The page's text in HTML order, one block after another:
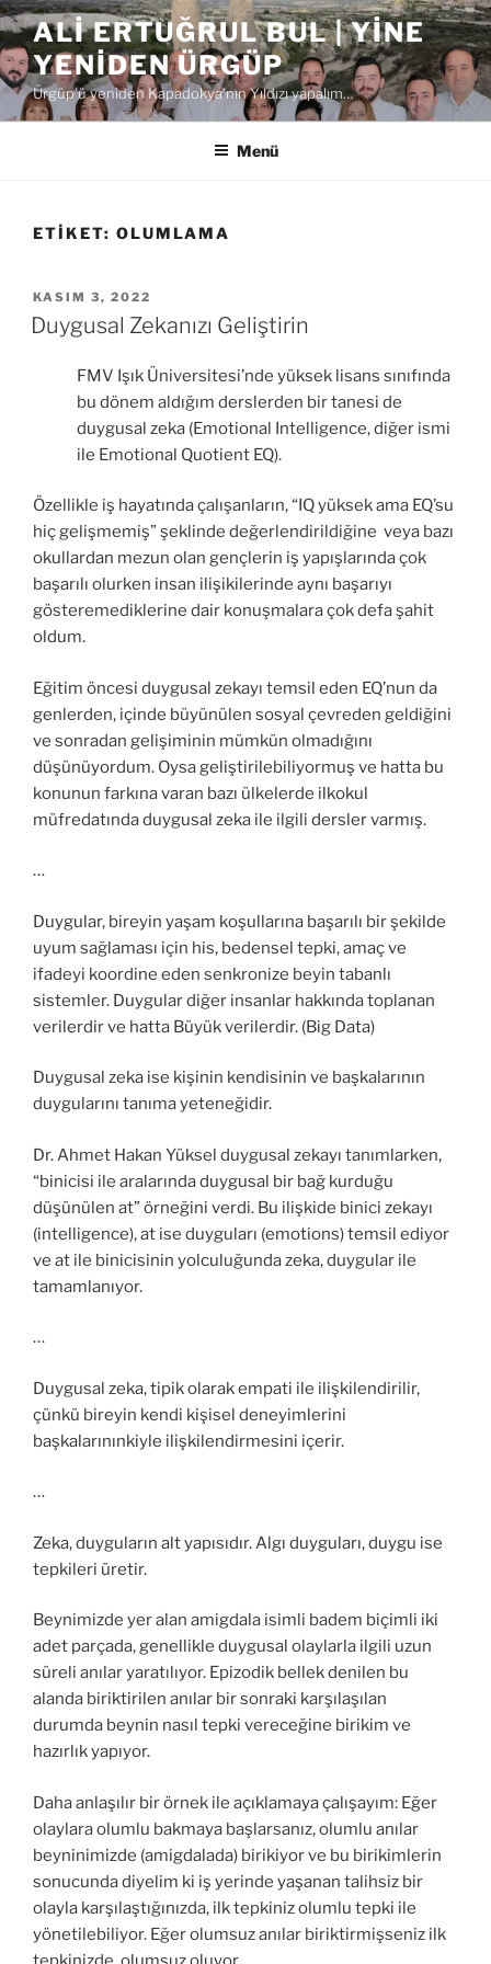
İçeriğe
geç ALI ERTUĞRUL BUL | YINE
YENIDEN ÜRGÜP
Ürgüp'ü yeniden Kapadokya'nın Yıldızı yapalım…
Menü
ETIKET: OLUMLAMA
YAYIM
TARIHI
KASIM 3, 2022
Duygusal Zekanızı Geliştirin
FMV Işık Üniversitesi’nde yüksek lisans sınıfında
bu dönem aldığım derslerden bir tanesi de
duygusal zeka (Emotional Intelligence, diğer ismi
ile Emotional Quotient EQ).
Özellikle iş hayatında çalışanların, “IQ yüksek ama EQ’su
hiç gelişmemiş” şeklinde değerlendirildiğine veya bazı
okullardan mezun olan gençlerin iş yapışlarında çok
başarılı olurken insan ilişikilerinde aynı başarıyı
gösteremediklerine dair konuşmalara çok defa şahit
oldum.
Eğitim öncesi duygusal zekayı temsil eden EQ’nun da
genlerden, içinde büyünülen sosyal çevreden geldiğini
ve sonradan gelişiminin mümkün olmadığını
düşünüyordum. Oysa geliştirilebiliyormuş ve hatta bu
konunun farkına varan bazı ülkelerde ilkokul
müfredatında duygusal zeka ile ilgili dersler varmış.
…
Duygular, bireyin yaşam koşullarına başarılı bir şekilde
uyum sağlaması için his, bedensel tepki, amaç ve
ifadeyi koordine eden senkronize beyin tabanlı
sistemler. Duygular diğer insanlar hakkında toplanan
verilerdir ve hatta Büyük verilerdir. (Big Data)
Duygusal zeka ise kişinin kendisinin ve başkalarının
duygularını tanıma yeteneğidir.
Dr. Ahmet Hakan Yüksel duygusal zekayı tanımlarken,
“binicisi ile aralarında duygusal bir bağ kurduğu
düşünülen at” örneğini verdi. Bu ilişkide binici zekayı
(intelligence), at ise duyguları (emotions) temsil ediyor
ve at ile binicisinin yolculuğunda zeka, duygular ile
tamamlanıyor.
…
Duygusal zeka, tipik olarak empati ile ilişkilendirilir,
çünkü bireyin kendi kişisel deneyimlerini
başkalarınınkiyle ilişkilendirmesini içerir.
…
Zeka, duyguların alt yapısıdır. Algı duyguları, duygu ise
tepkileri üretir.
Beynimizde yer alan amigdala isimli badem biçimli iki
adet parçada, genellikle duygusal olaylarla ilgili uzun
süreli anılar yaratılıyor. Epizodik bellek denilen bu
alanda biriktirilen anılar bir sonraki karşılaşılan
durumda beynin nasıl tepki vereceğine birikim ve
hazırlık yapıyor.
Daha anlaşılır bir örnek ile açıklamaya çalışayım: Eğer
olaylara olumlu bakmaya başlarsanız, olumlu anılar
beyninimizde (amigdalada) birikiyor ve bu birikimlerin
sonucunda diyelim ki iş yerinde yaşanan talihsiz bir
olayla karşılaştığınızda, ilk tepkiniz olumlu tepki ile
yönetilebiliyor. Eğer olumsuz anılar biriktirmişseniz ilk